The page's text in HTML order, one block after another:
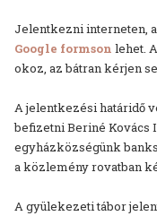
Jelentkezni interneten,
Google formson lehet.
okoz, az bátran kérjen
A jelentkezési határidő
befizetni Beriné Kovács
egyházközségünk
a közlemény rovatban
A gyülekezeti tábor